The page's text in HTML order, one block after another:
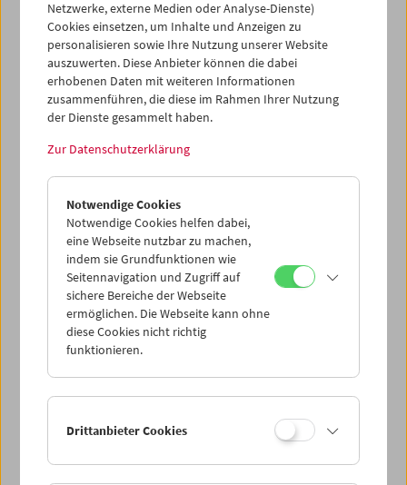
iCalender
Programmheft-PDF
English language or subtitles
< Vorherige Woche
Mo 1.3.
Di 2.3.
Mi 3.3.
Do 4.3.
Sa 6.3.
Netzwerke, externe Medien oder Analyse-Dienste)
Cookies einsetzen, um Inhalte und Anzeigen zu
personalisieren sowie Ihre Nutzung unserer Website
auszuwerten. Diese Anbieter können die dabei
erhobenen Daten mit weiteren Informationen
zusammenführen, die diese im Rahmen Ihrer Nutzung
der Dienste gesammelt haben.
Zur Datenschutzerklärung
Notwendige Cookies
Notwendige Cookies helfen dabei,
eine Webseite nutzbar zu machen,
indem sie Grundfunktionen wie
Seitennavigation und Zugriff auf
sichere Bereiche der Webseite
ermöglichen. Die Webseite kann ohne
diese Cookies nicht richtig
funktionieren.
Drittanbieter Cookies